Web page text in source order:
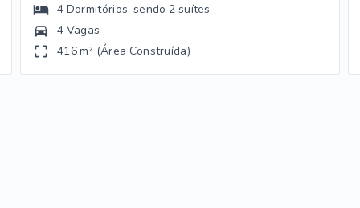
4 Dormitórios, sendo 2 suítes
4 Vagas
416 m² (Área Construída)